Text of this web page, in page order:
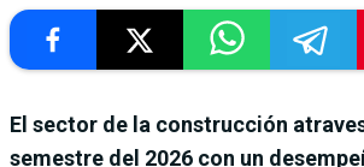
El sector de la construcción
semestre del 2026 con un